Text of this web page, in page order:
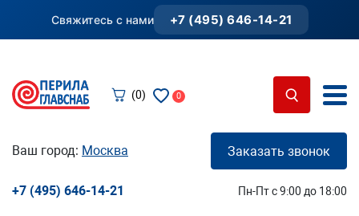
Свяжитесь с нами +7 (495) 646-14-21
(0) 0
Ваш город: Москва Заказать звонок
+7 (495) 646-14-21 Пн-Пт с 9:00 до 18:00